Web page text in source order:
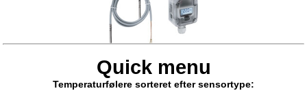
Quick menu
Temperaturfølere sorteret efter sensortype: